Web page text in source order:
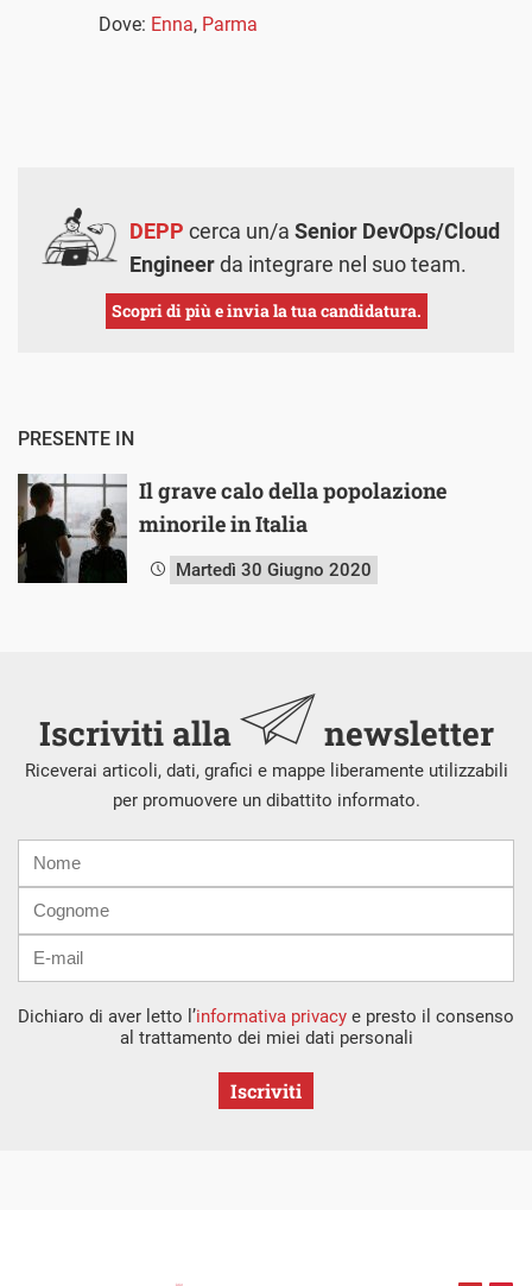
Dove: Enna, Parma
DEPP cerca un/a Senior DevOps/Cloud
Engineerda integrare nel suo team.
Scopri di più e invia la tua candidatura.
PRESENTE IN
Il grave calo della popolazione
minorile in Italia
Martedì 30 Giugno 2020
Iscriviti alla newsletter
Riceverai articoli, dati, grafici e mappe liberamente utilizzabili
per promuovere un dibattito informato.
mail
Dichiaro di aver letto l’informativa privacy e presto il consenso
al trattamento dei miei dati personali
Iscriviti